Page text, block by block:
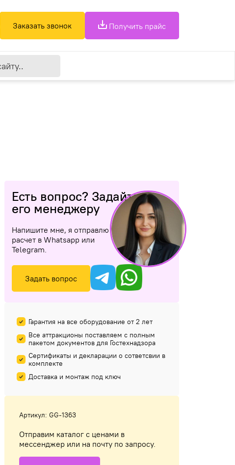
Заказать звонок Получить прайс
Есть вопрос? Задайте
его менеджеру
Напишите мне, я отправлю
расчет в Whatsapp или
Telegram.
Задать вопрос
Гарантия на все оборудование от 2 лет
Все аттракционы поставляем с полным
пакетом документов для Гостехнадзора
Сертификаты и декларации о сответсвии в
комплекте
Доставка и монтаж под ключ
Артикул: GG-1363
Отправим каталог с ценами в
мессенджер или на почту по запросу.